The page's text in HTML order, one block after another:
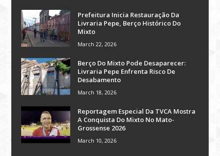
Prefeitura Inicia Restauração Da
Livraria Pepe, Berço Histórico Do
Mixto
March 22, 2026
Berço Do Mixto Pode Desaparecer:
Livraria Pepe Enfrenta Risco De
Desabamento
March 18, 2026
Reportagem Especial Da TVCA Mostra
A Conquista Do Mixto No Mato-
Grossense 2026
March 10, 2026